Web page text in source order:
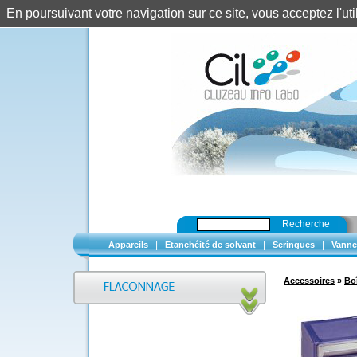
Recherche
Appareils Etanchéité de solvant Seringues
Accessoires »
En poursuivant votre navigation sur ce site, vous acceptez